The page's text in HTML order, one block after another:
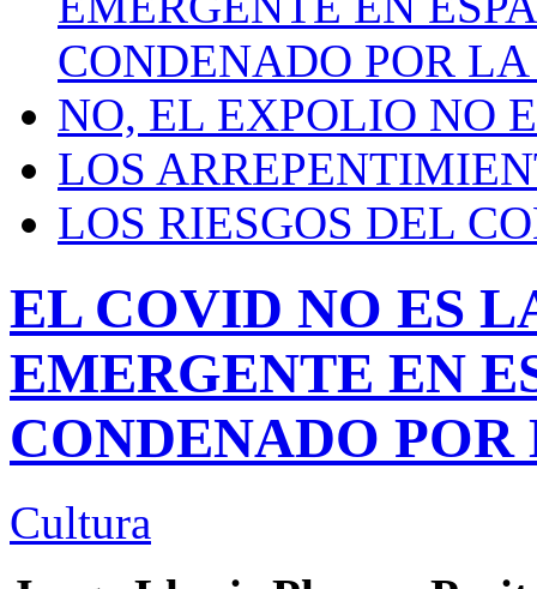
CONDENADO POR
NO, EL EXPOLIO NO
LOS
LOS RIESGOS DEL
EL COVID NO ES
EMERGENTE EN
CONDENADO
Cultura